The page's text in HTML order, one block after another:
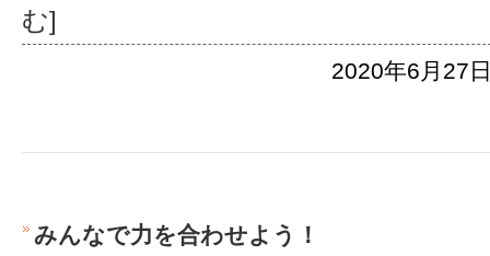
む]
2020年6月27
みんなで力を合わせよう！